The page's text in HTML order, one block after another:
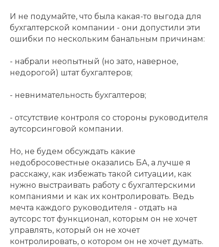
И не подумайте, что была какая-то выгода для
бухгалтерской компании - они допустили эти
ошибки по нескольким банальным причинам:
- набрали неопытный (но зато, наверное,
недорогой) штат бухгалтеров;
- невнимательность бухгалтеров;
- отсутствие контроля со стороны руководителя
аутсорсинговой компании.
Но, не будем обсуждать какие
недобросовестные оказались БА, а лучше я
расскажу, как избежать такой ситуации, как
нужно выстраивать работу с бухгалтерскими
компаниями и как их контролировать. Ведь
мечта каждого руководителя - отдать на
аутсорс тот функционал, которым он не хочет
управлять, который он не хочет
контролировать, о котором он не хочет думать.